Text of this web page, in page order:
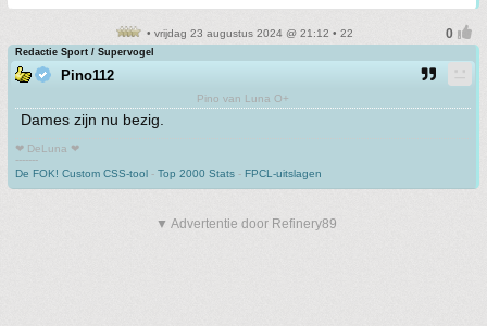
• vrijdag 23 augustus 2024 @ 21:12 • 22
Redactie Sport / Supervogel
Pino112
Pino van Luna O+
Dames zijn nu bezig.
❤ DeLuna ❤
-------
De FOK! Custom CSS-tool - Top 2000 Stats - FPCL-uitslagen
▼ Advertentie door Refinery89